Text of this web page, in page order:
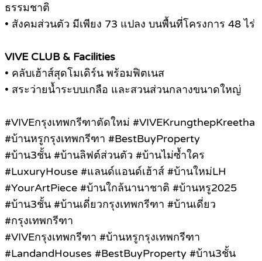
ธรรมชาติ
• สังคมส่วนตัว มีเพียง 73 แปลง บนพื้นที่โครงการ 48 ไร่
VIVE CLUB & Facilities
• คลับเฮ้าส์สุดโมเดิร์น พร้อมฟิตเนส
• สระว่ายน้ำระบบเกลือ และสวนส่วนกลางขนาดใหญ่
#VIVEกรุงเทพกรีฑาตัดใหม่ #VIVEKrungthepKreetha
#บ้านหรูกรุงเทพกรีฑา #BestBuyProperty
#บ้าน3ชั้น #บ้านลิฟต์ส่วนตัว #บ้านไม่ซ้ำใคร
#LuxuryHouse #แลนด์แอนด์เฮ้าส์ #บ้านใหม่LH
#YourArtPiece #บ้านใกล้นานาชาติ #บ้านหรู2025
#บ้าน3ชั้น #บ้านเดี่ยวกรุงเทพกรีฑา #บ้านเดี่ยว
#กรุงเทพกรีฑา
#VIVEกรุงเทพกรีฑา #บ้านหรูกรุงเทพกรีฑา
#LandandHouses #BestBuyProperty #บ้าน3ชั้น